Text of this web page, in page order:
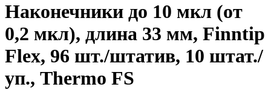
Наконечники до 10 мкл (от
0,2 мкл), длина 33 мм, Finntip
Flex, 96 шт./штатив, 10 штат./
уп., Thermo FS